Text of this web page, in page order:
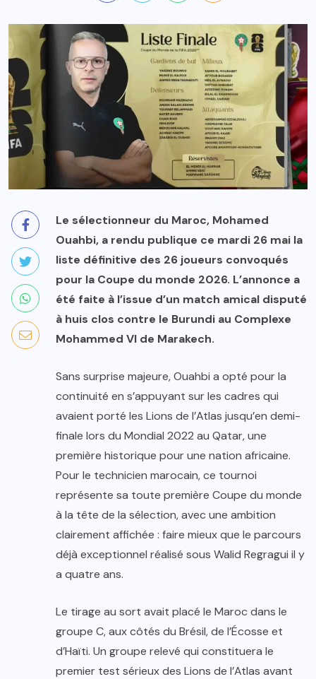
Le sélectionneur du Maroc, Mohamed
Ouahbi, a rendu publique ce mardi 26 mai la
liste définitive des 26 joueurs convoqués
pour la Coupe du monde 2026. L’annonce a
été faite à l’issue d’un match amical disputé
à huis clos contre le Burundi au Complexe
Mohammed VI de Marakech.
Sans surprise majeure, Ouahbi a opté pour la
continuité en s’appuyant sur les cadres qui
avaient porté les Lions de l’Atlas jusqu’en demi-
finale lors du Mondial 2022 au Qatar, une
première historique pour une nation africaine.
Pour le technicien marocain, ce tournoi
représente sa toute première Coupe du monde
à la tête de la sélection, avec une ambition
clairement affichée : faire mieux que le parcours
déjà exceptionnel réalisé sous Walid Regragui il y
a quatre ans.
Le tirage au sort avait placé le Maroc dans le
groupe C, aux côtés du Brésil, de l’Écosse et
d’Haïti. Un groupe relevé qui constituera le
premier test sérieux des Lions de l’Atlas avant